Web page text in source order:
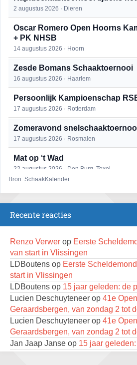
2 augustus 2026 · Dieren
Oscar Romero Open Hoorns
+ PK NHSB
14 augustus 2026 · Hoorn
Zesde Bomans Schaaktoernooi
16 augustus 2026 · Haarlem
Persoonlijk Kampioenschap
17 augustus 2026 · Rotterdam
Zomeravond
17 augustus 2026 · Rosmalen
Mat op ‘t Wad
22 augustus 2026 · Den Burg, Texel
Simultaan The Butcher
2e Utrechts kroegloperstoernooi
23 augustus 2026 · Utrecht
Open Eemlandtoernooi 2026
25 augustus 2026 · Bunschoten-Spakenburg
Nazomervierkampentoernooi
28 augustus 2026 · Assen
KC Open
28 augustus 2026 · Haarlem
Bron: SchaakKalender
Recente reacties
Renzo Verwer op Eerste
van start in Vlissingen
LDBoutens op Eerste
start in Vlissingen
LDBoutens op 15 jaar geleden: de
Lucien Deschuyteneer op 41e
Geraardsbergen, van zondag 2 tot
Lucien Deschuyteneer op 41e
Geraardsbergen, van zondag 2 tot
Jan Jaap Janse op 15 jaar